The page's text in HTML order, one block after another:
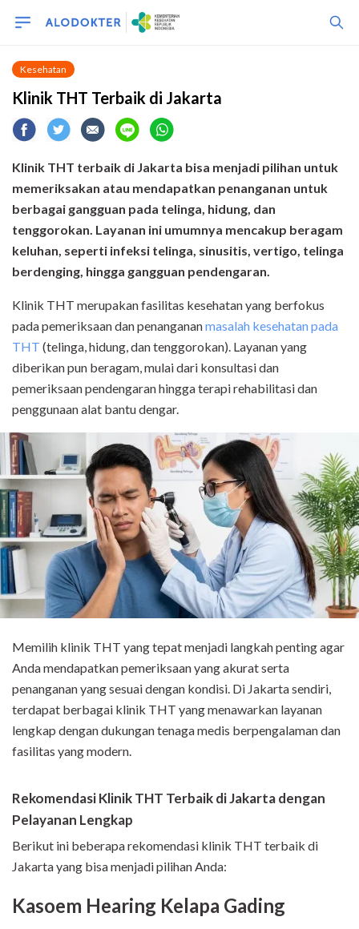
Kesehatan
Klinik THT Terbaik di Jakarta
Klinik THT terbaik di Jakarta bisa menjadi pilihan untuk
memeriksakan atau mendapatkan penanganan untuk
berbagai gangguan pada telinga, hidung, dan
tenggorokan. Layanan ini umumnya mencakup beragam
keluhan, seperti infeksi telinga, sinusitis, vertigo, telinga
berdenging, hingga gangguan pendengaran.
Klinik THT merupakan fasilitas kesehatan yang berfokus
pada pemeriksaan dan penangananmasalah kesehatan pada
THT (telinga, hidung, dan tenggorokan). Layanan yang
diberikan pun beragam, mulai dari konsultasi dan
pemeriksaan pendengaran hingga terapi rehabilitasi dan
penggunaan alat bantu dengar.
Memilih klinik THT yang tepat menjadi langkah penting agar
Anda mendapatkan pemeriksaan yang akurat serta
penanganan yang sesuai dengan kondisi. Di Jakarta sendiri,
terdapat berbagai klinik THT yang menawarkan layanan
lengkap dengan dukungan tenaga medis berpengalaman dan
fasilitas yang modern.
Rekomendasi Klinik THT Terbaik di Jakarta dengan
Pelayanan Lengkap
Berikut ini beberapa rekomendasi klinik THT terbaik di
Jakarta yang bisa menjadi pilihan Anda:
Kasoem Hearing Kelapa Gading